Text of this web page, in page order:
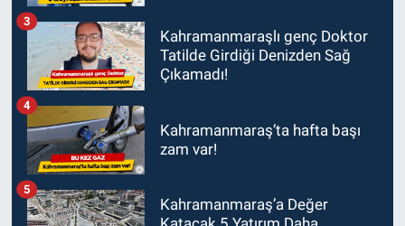
Kahramanmaraşlı genç Doktor
Tatilde Girdiği Denizden Sağ
Çıkamadı!
3
Kahramanmaraş’ta hafta başı
zam var!
4
Kahramanmaraş’a Değer
5